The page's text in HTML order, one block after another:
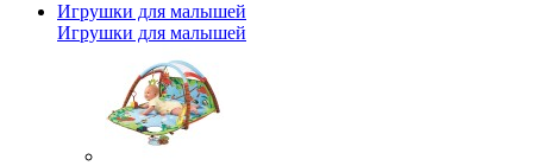
Игрушки для малышей
Игрушки для малышей